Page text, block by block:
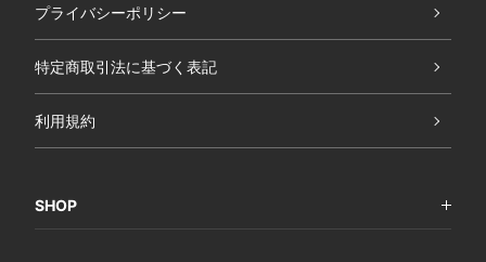
プライバシーポリシー
特定商取引法に基づく表記
利用規約
SHOP